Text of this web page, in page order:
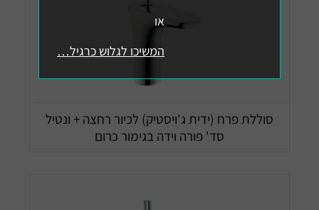
סוללת פרח (ידית ג'ויסטיק) לכיור רחצה + ונטיל
סד' פורה וידה בגימור כרום
או
המשיכו לגלוש כרגיל…